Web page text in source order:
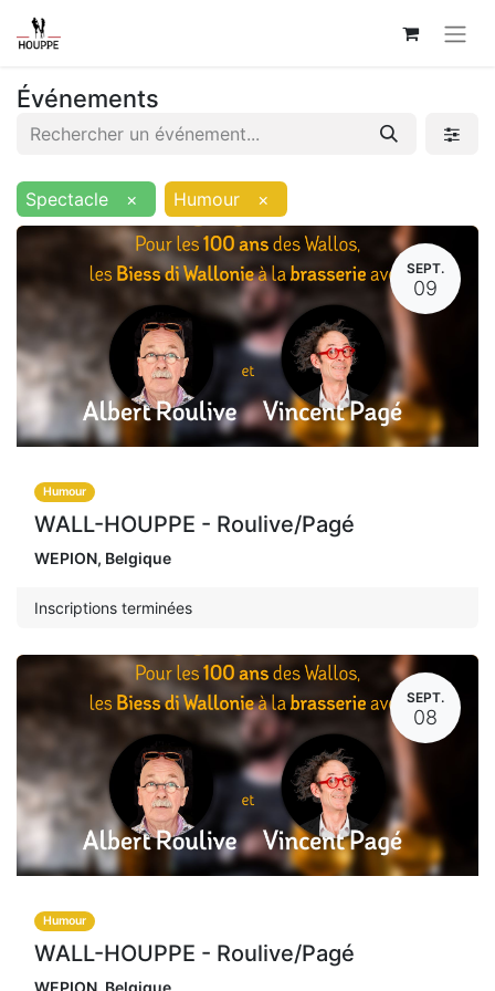
Événements
Spectacle × Humour ×
SEPT.
09
Humour
WALL-HOUPPE - Roulive/Pagé
WEPION, Belgique
Inscriptions terminées
SEPT.
08
Humour
WALL-HOUPPE - Roulive/Pagé
WEPION Belgique